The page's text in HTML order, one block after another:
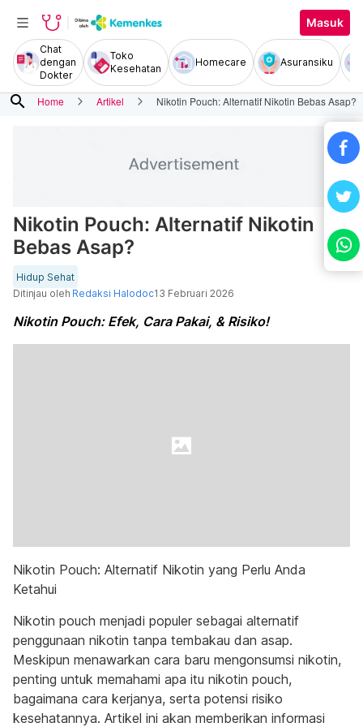
Masuk
Chat
dengan
Dokter
Toko
Kesehatan
Homecare Asuransiku
search Home Artikel Nikotin Pouch: Alternatif Nikotin Bebas Asap?
Nikotin Pouch: Alternatif Nikotin
Bebas Asap?
Hidup Sehat
Ditinjau oleh Redaksi Halodoc13 Februari 2026
Nikotin Pouch: Efek, Cara Pakai, & Risiko!
Nikotin Pouch: Alternatif Nikotin yang Perlu Anda
Ketahui
Nikotin pouch menjadi populer sebagai alternatif
penggunaan nikotin tanpa tembakau dan asap.
Meskipun menawarkan cara baru mengonsumsi nikotin,
penting untuk memahami apa itu nikotin pouch,
bagaimana cara kerjanya, serta potensi risiko
kesehatannya. Artikel ini akan memberikan informasi